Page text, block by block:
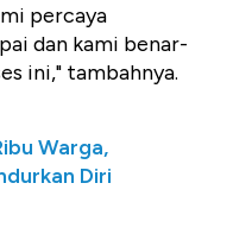
percaya
dan kami benar-
ini," tambahnya.
Warga,
Diri